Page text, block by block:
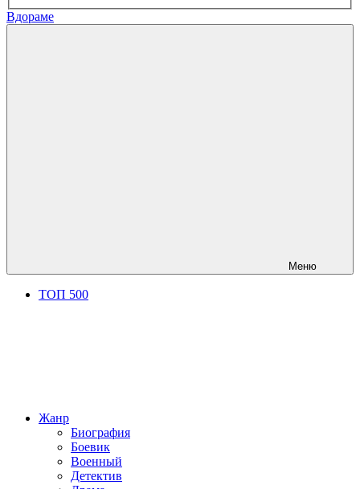
Вдораме
Меню
ТОП 500
Жанр
Биография
Боевик
Военный
Детектив